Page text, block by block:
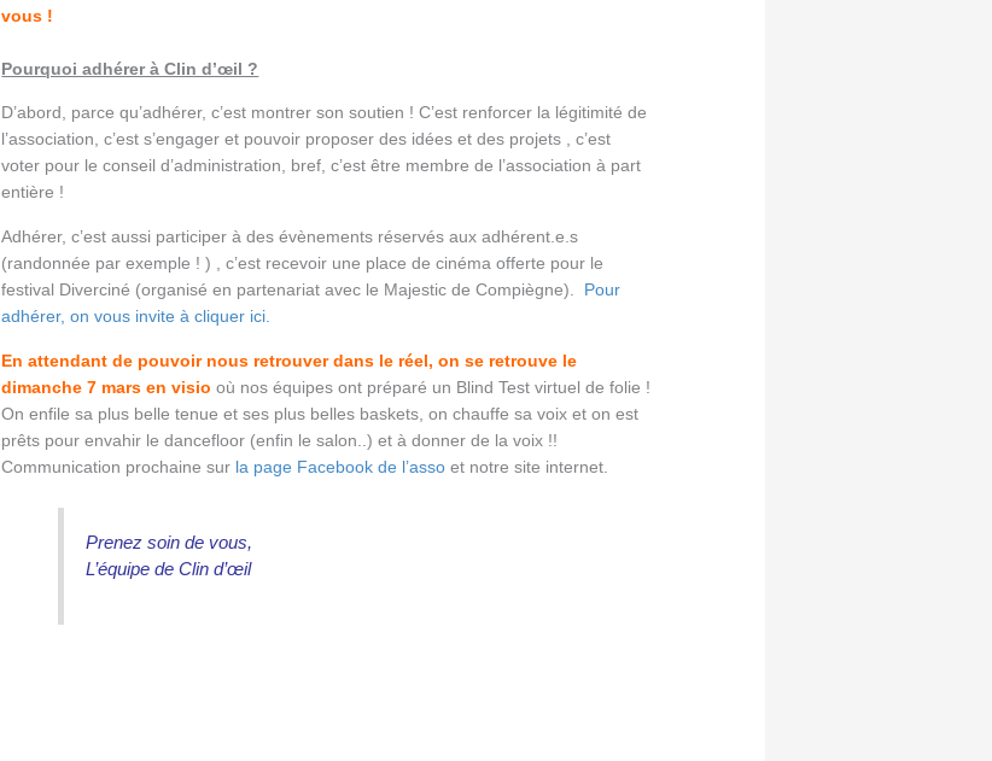
vous !
Pourquoi adhérer à Clin d’œil ?
D’abord, parce qu’adhérer, c’est montrer son soutien ! C’est renforcer la légitimité de
l’association, c’est s’engager et pouvoir proposer des idées et des projets , c’est
voter pour le conseil d’administration, bref, c’est être membre de l’association à part
entière !
Adhérer, c’est aussi participer à des évènements réservés aux adhérent.e.s
(randonnée par exemple ! ) , c’est recevoir une place de cinéma offerte pour le
festival Diverciné (organisé en partenariat avec le Majestic de Compiègne). Pour
adhérer, on vous invite à cliquer ici.
En attendant de pouvoir nous retrouver dans le réel, on se retrouve le
dimanche 7 mars en visio où nos équipes ont préparé un Blind Test virtuel de folie !
On enfile sa plus belle tenue et ses plus belles baskets, on chauffe sa voix et on est
prêts pour envahir le dancefloor (enfin le salon..) et à donner de la voix !!
Communication prochaine sur la page Facebook de l’asso et notre site internet.
Prenez soin de vous,
L’équipe de Clin d’œil